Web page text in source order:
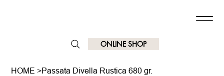
ONLINE SHOP
HOME >Passata Divella Rustica 680 gr.